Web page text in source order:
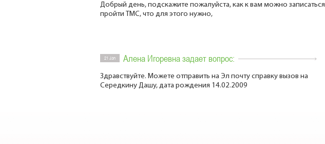
Добрый день, подскажите пожалуйста, как к вам можно записаться
пройти ТМС, что для этого нужно,
21 Jan Алена Игоревна задает вопрос:
Здравствуйте. Можете отправить на Эл почту справку вызов на
Середкину Дашу, дата рождения 14.02.2009